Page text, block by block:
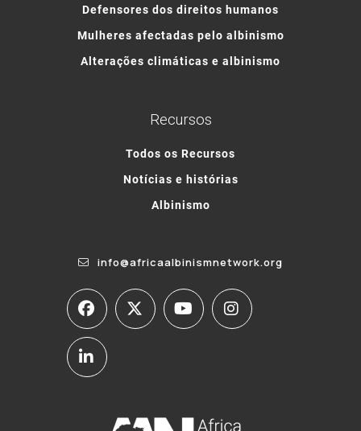
Defensores dos direitos humanos
Mulheres afectadas pelo albinismo
Alterações climáticas e albinismo
Recursos
Todos os Recursos
Notícias e histórias
Albinismo
info@africaalbinismnetwork.org